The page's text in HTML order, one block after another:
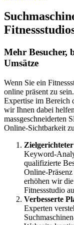
Mehr Besucher,
Umsätze
Wenn Sie ein
online präsent zu
Expertise im Bereich
wir Ihnen dabei
massgeschneiderten
Online-Sichtbarkeit
Keyword-
qualifizierte
Online-
erhöhen wir
Fitnessstudio
Verbesserte
Experten